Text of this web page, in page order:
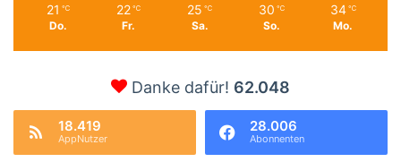
21 ℃
Do.
22 ℃
Fr.
25 ℃
Sa.
30 ℃
So.
34 ℃
Mo.
Danke dafür! 62.048
18.419
AppNutzer
28.006
Abonnenten